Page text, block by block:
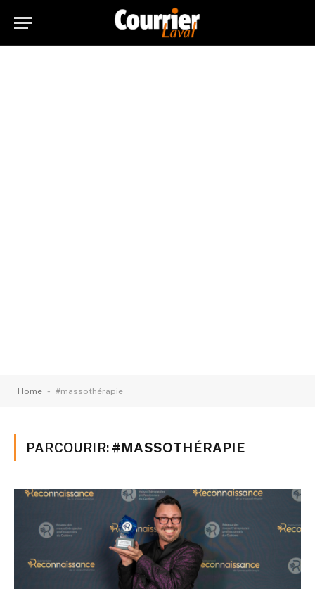
Home - #massothérapie
PARCOURIR: #MASSOTHÉRAPIE